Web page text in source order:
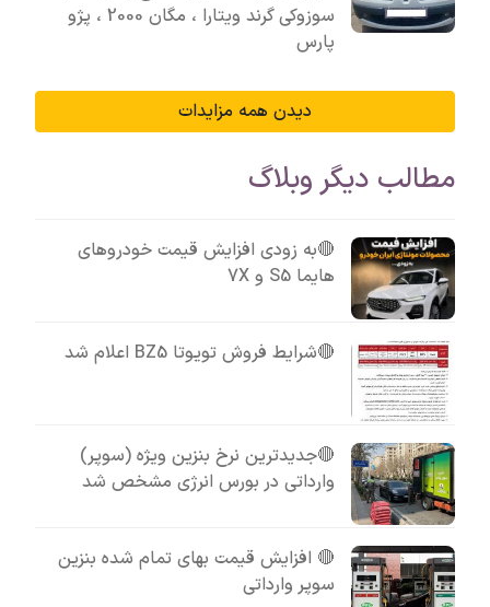
سوزوکی گرند ویتارا ، مگان 2000 ، پژو
پارس
دیدن همه مزایدات
مطالب دیگر وبلاگ
🔴به زودی افزایش قیمت خودروهای
هایما S5 و 7X
🔴شرایط فروش تویوتا BZ5 اعلام شد
🔴جدیدترین نرخ بنزین ویژه (سوپر)
وارداتی در بورس انرژی مشخص شد
🔴 افزایش قیمت بهای تمام شده بنزین
سوپر وارداتی